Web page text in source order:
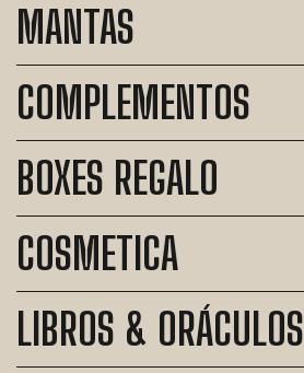
MANTAS
COMPLEMENTOS
BOXES REGALO
COSMETICA
LIBROS & ORÁCULOS